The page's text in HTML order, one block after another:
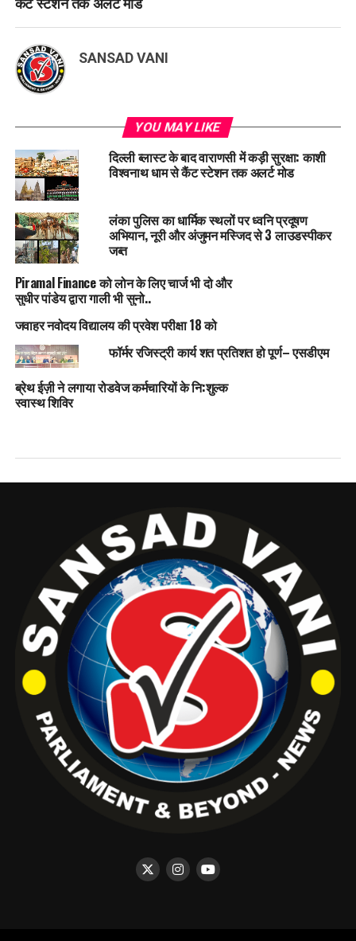
SANSAD VANI
YOU MAY LIKE
दिल्ली ब्लास्ट के बाद वाराणसी में कड़ी सुरक्षा: काशी
विश्वनाथ धाम से कैंट स्टेशन तक अलर्ट मोड
लंका पुलिस का धार्मिक स्थलों पर ध्वनि प्रदूषण
अभियान, नूरी और अंजुमन मस्जिद से 3 लाउडस्पीकर
जब्त
Piramal Finance को लोन के लिए चार्ज भी दो और
सुधीर पांडेय द्वारा गाली भी सुनो..
जवाहर नवोदय विद्यालय की प्रवेश परीक्षा 18 को
फॉर्मर रजिस्ट्री कार्य शत प्रतिशत हो पूर्ण– एसडीएम
ब्रेथ ईज़ी ने लगाया रोडवेज कर्मचारियों के नि:शुल्क
स्वास्थ शिविर